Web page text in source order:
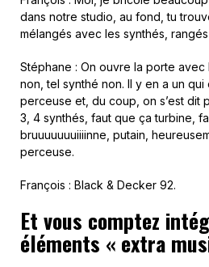
dans notre studio, au fond, tu
mélangés avec les synthés,
Stéphane : On ouvre la porte
non, tel synthé non. Il y en a un
perceuse et, du coup, on s’est dit
3, 4 synthés, faut que ça turbine,
bruuuuuuuiiiinne, putain,
perceuse.
François : Black & Decker 92.
Et vous comptez
éléments « extra